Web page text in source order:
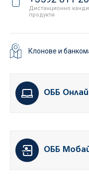
Дистанционно
продукти
Клонове и
ОББ
ОББ